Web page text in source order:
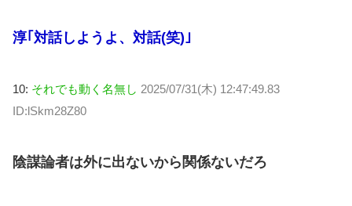
淳｢対話しようよ、対話(笑)｣
10: それでも動く名無し 2025/07/31(木) 12:47:49.83
ID:lSkm28Z80
陰謀論者は外に出ないから関係ないだろ